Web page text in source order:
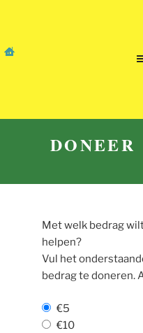
DONEER
Met welk bedrag
helpen?
Vul het
bedrag te doneren.
€5
€10